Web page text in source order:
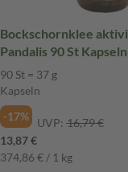
Bockschornklee
Pandalis 90 St Kapseln
90 St = 37 g
Kapseln
-17%
UVP: 16,79 €
13,87 €
374,86 € / 1 kg